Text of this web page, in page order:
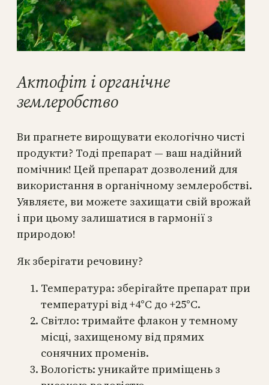
Актофіт і органічне
землеробство
Ви прагнете вирощувати екологічно чисті
продукти? Тоді препарат — ваш надійний
помічник! Цей препарат дозволений для
використання в органічному землеробстві.
Уявляєте, ви можете захищати свій врожай
і при цьому залишатися в гармонії з
природою!
Як зберігати речовину?
Температура: зберігайте препарат при
температурі від +4°C до +25°C.
Світло: тримайте флакон у темному
місці, захищеному від прямих
сонячних променів.
Вологість: уникайте приміщень з